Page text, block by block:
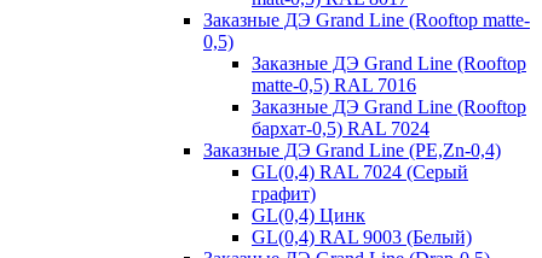
Заказные ДЭ Grand Line (Rooftop matte-
0,5)
Заказные ДЭ Grand Line (Rooftop
matte-0,5) RAL 7016
Заказные ДЭ Grand Line (Rooftop
бархат-0,5) RAL 7024
Заказные ДЭ Grand Line (PE,Zn-0,4)
GL(0,4) RAL 7024 (Серый
графит)
GL(0,4) Цинк
GL(0,4) RAL 9003 (Белый)